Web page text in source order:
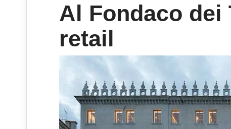
Al Fondaco dei
retail